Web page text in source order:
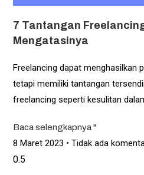
7 Tantangan
Mengatasinya
Freelancing dapat menghasilkan
tetapi memiliki tantangan
freelancing seperti kesulitan
Baca selengkapnya "
8 Maret 2023 Tidak ada